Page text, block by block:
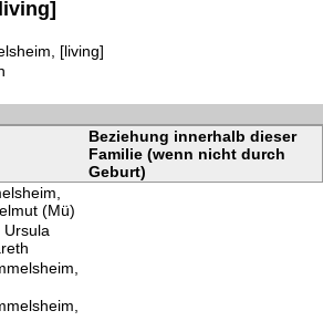
[living]
Beziehung innerhalb dieser
Familie (wenn nicht durch
Geburt)
(Mü)
Ursula